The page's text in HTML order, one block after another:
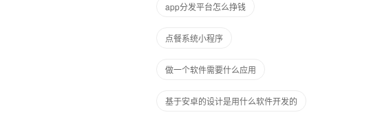
app分发平台怎么挣钱
点餐系统小程序
做一个软件需要什么应用
基于安卓的设计是用什么软件开发的